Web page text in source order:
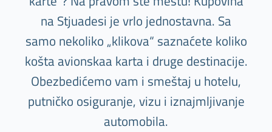
na Stjuadesi je vrlo jednostavna. Sa
samo nekoliko „klikova“ saznaćete koliko
košta avionskaa karta i druge destinacije.
Obezbedićemo vam i smeštaj u hotelu,
putničko osiguranje, vizu i iznajmljivanje
automobila.